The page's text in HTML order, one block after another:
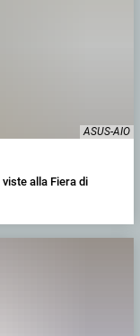
ASUS-AIO
alla Fiera di